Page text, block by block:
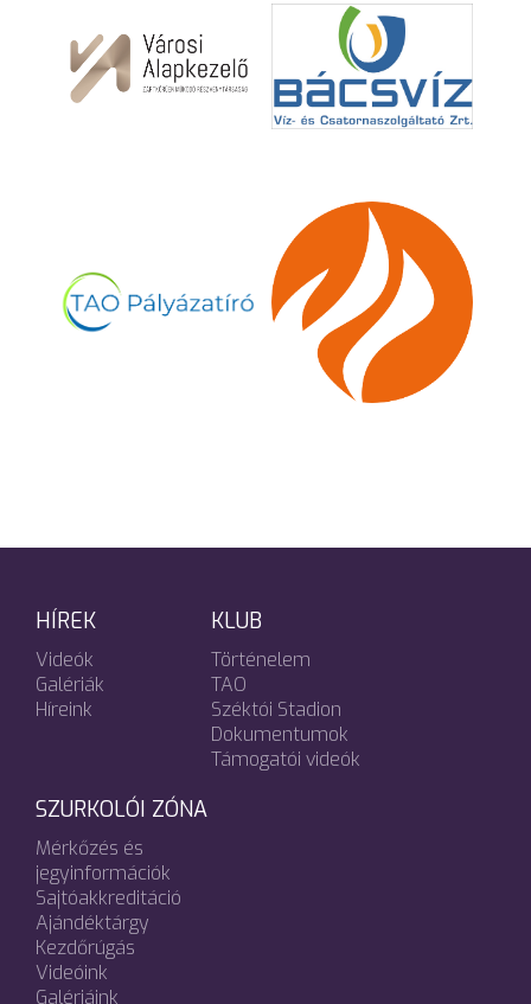
HÍREK
Videók
Galériák
Híreink
KLUB
Történelem
TAO
Széktói Stadion
Dokumentumok
Támogatói videók
SZURKOLÓI ZÓNA
Mérkőzés és
jegyinformációk
Sajtóakkreditáció
Ajándéktárgy
Kezdőrúgás
Videóink
Galériáink